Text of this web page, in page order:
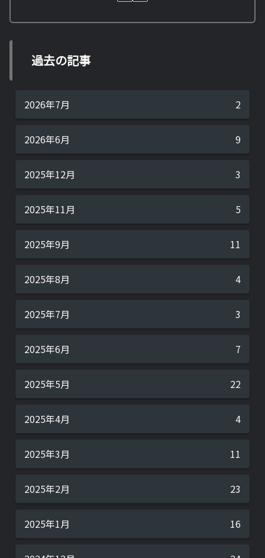
過去の記事
2026年7月 2
2026年6月 9
2025年12月 3
2025年11月 5
2025年9月 11
2025年8月 4
2025年7月 3
2025年6月 7
2025年5月 22
2025年4月 4
2025年3月 11
2025年2月 23
2025年1月 16